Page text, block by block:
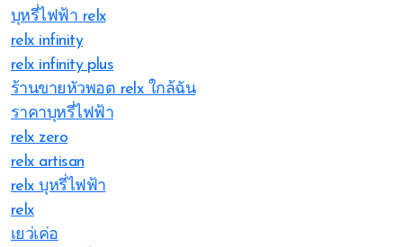
บุหรี่ไฟฟ้า relx
relx infinity
relx infinity plus
ร้านขายหัวพอต relx ใกล้ฉัน
ราคาบุหรี่ไฟฟ้า
relx zero
relx artisan
relx บุหรี่ไฟฟ้า
relx
เยว่เค่อ